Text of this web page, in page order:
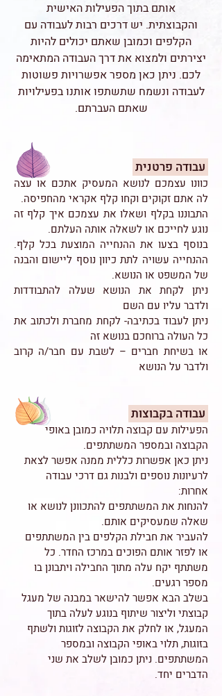
אותם בתוך הפעילות האישית
והקבוצתית. יש דרכים רבות לעבודה עם
הקלפים וכמובן שאתם יכולים להיות
יצירתים ולמצוא את דרך העבודה המתאימה
לכם. ניתן כאן מספר אפשרויות פשוטות
לעבודה ונשמח שתשתפו אותנו בפעילויות
שאתם העברתם.
עבודה פרטנית
כוונו עצמכם לנושא המעסיק אתכם או עצה
לה אתם זקוקים וקחו קלף אקראי מהחפיסה.
התבוננו בקלף ושאלו את עצמכם איך קלף זה
נוגע לחייכם או לשאלה אותה העלתם.
בנוסף בצעו את ההנחייה המוצעת בכל קלף.
ההנחייה עשויה לתת כיוון נוסף ליישום והבנה
של המשפט או הנושא.
ניתן לקחת את הנושא שעלה להתבודדות
ולדבר עליו עם השם
ניתן לעבוד בכתיבה- לקחת מחברת ולכתוב את
כל העולה ברוחכם בנושא זה
או בשיחת חברים – לשבת עם חבר/ה קרוב
ולדבר על הנושא
עבודה בקבוצות
הפעילות עם קבוצה תלויה כמובן באופי
הקבוצה ובמספר המשתתפים.
ניתן כאן אפשרות כללית ממנה אפשר לצאת
לרעיונות נוספים ולבנות גם דרכי עבודה
אחרות:
להנחות את המשתתפים להתכוונן לנושא או
שאלה שמעסיקים אותם.
להעביר את חבילת הקלפים בין המשתתפים
או לפזר אותם הפוכים במרכז החדר. כל
משתתף יקח עלה מתוך החבילה ויתבונן בו
מספר רגעים.
בשלב הבא אפשר להישאר במבנה של מעגל
קבוצתי וליצור שיתוף בנוגע לעלה בתוך
המעגל, או לחלק את הקבוצה לזוגות ולשתף
בזוגות, תלוי באופי הקבוצה ובמספר
המשתתפים. ניתן כמובן לשלב את שני
הדברים יחד.